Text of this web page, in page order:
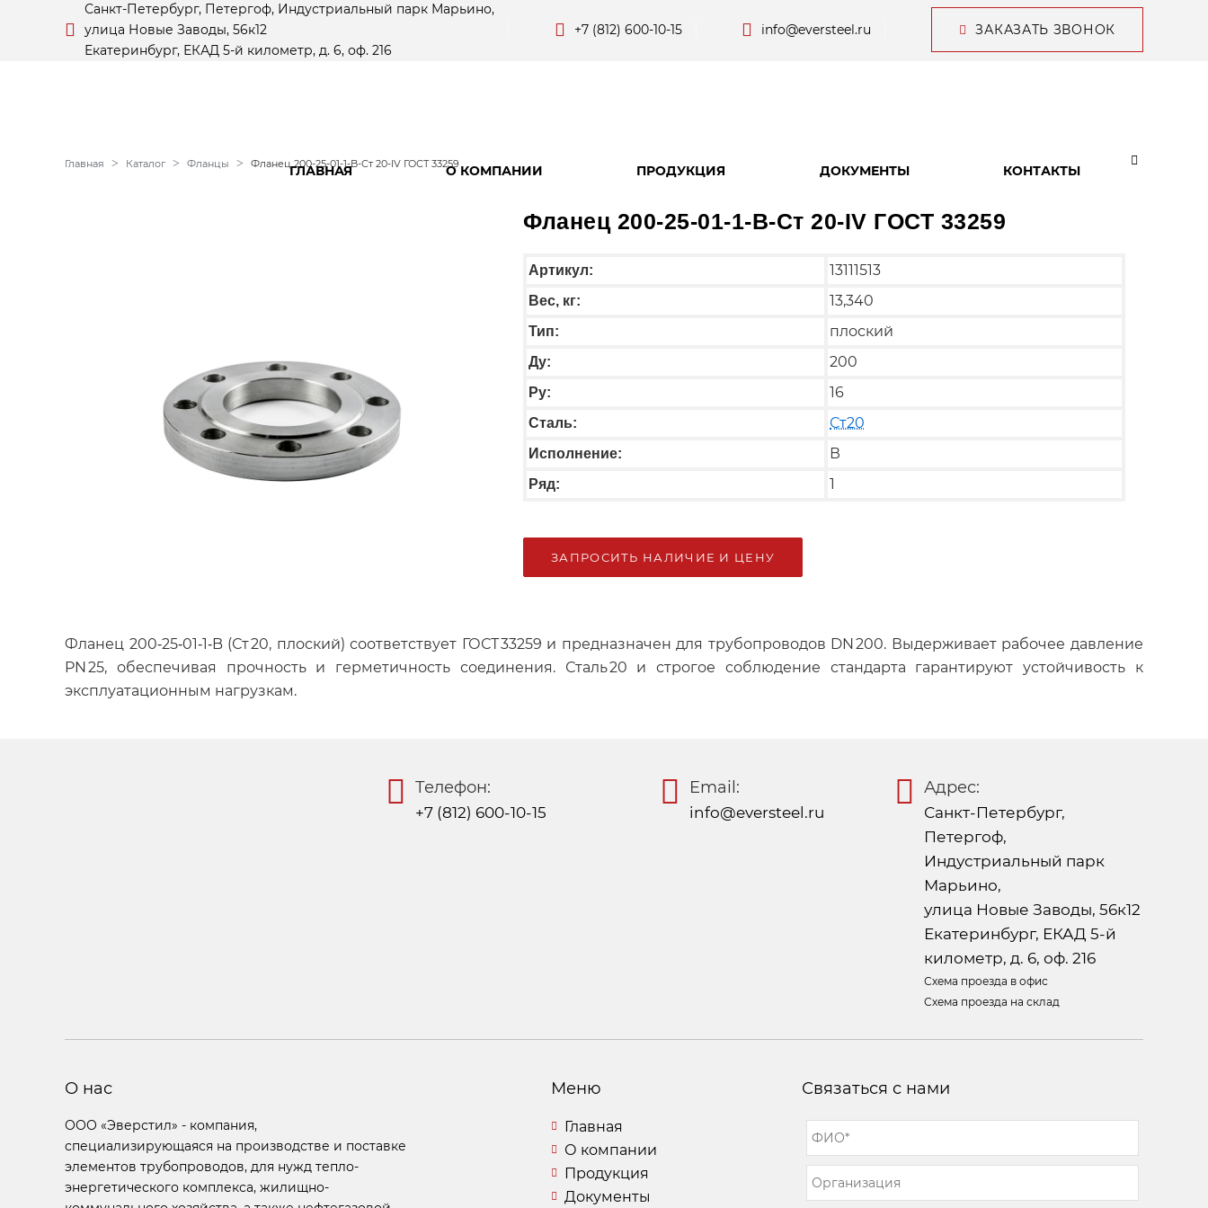
Санкт-Петербург, Петергоф, Индустриальный парк Марьино,
улица Новые Заводы, 56к12
Екатеринбург, ЕКАД 5-й километр, д. 6, оф. 216
+7 (812) 600-10-15 info@eversteel.ru ЗАКАЗАТЬ ЗВОНОК
ГЛАВНАЯ О КОМПАНИИ ПРОДУКЦИЯ ДОКУМЕНТЫ КОНТАКТЫ
Главная Каталог Фланцы Фланец 200-25-01-1-B-Ст 20-IV ГОСТ 33259
Фланец 200-25-01-1-B-Ст 20-IV ГОСТ 33259
Артикул: 13111513
Вес, кг: 13,340
Тип: плоский
Ду: 200
Ру: 16
Сталь: Ст20
Исполнение: В
Ряд: 1
ЗАПРОСИТЬ НАЛИЧИЕ И ЦЕНУ
Фланец 200‑25‑01‑1‑B (Ст 20, плоский) соответствует ГОСТ 33259 и предназначен для трубопроводов DN 200. Выдерживает рабочее давление
PN 25, обеспечивая прочность и герметичность соединения. Сталь 20 и строгое соблюдение стандарта гарантируют устойчивость к
эксплуатационным нагрузкам.
Телефон:
+7 (812) 600-10-15
Email:
info@eversteel.ru
Адрес:
Санкт-Петербург,
Петергоф,
Индустриальный парк
Марьино,
улица Новые Заводы, 56к12
Екатеринбург, ЕКАД 5-й
километр, д. 6, оф. 216
Схема проезда в офис
Схема проезда на склад
О нас
ООО «Эверстил» - компания,
специализирующаяся на производстве и поставке
элементов трубопроводов, для нужд тепло-
энергетического комплекса, жилищно-
Меню
Главная
О компании
Продукция
Документы
Связаться с нами